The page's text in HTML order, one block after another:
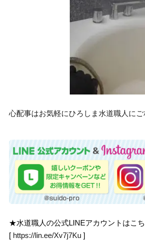
心配事はお気軽にひろしま水道職人にご
★水道職人の公式LINEアカウントはこち
[ https://lin.ee/Xv7j7Ku ]